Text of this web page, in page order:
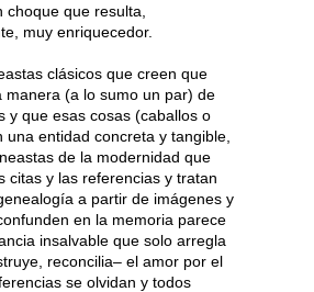
que resulta,
muy enriquecedor.
clásicos que creen que
manera (a lo sumo un par) de
y que esas cosas (caballos o
una entidad concreta y tangible,
de la modernidad que
citas y las referencias y tratan
a partir de imágenes y
en la memoria parece
insalvable que solo arregla
reconcilia– el amor por el
se olvidan y todos